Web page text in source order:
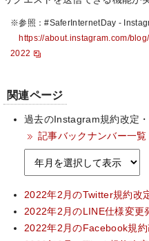
※参照：#SaferInternetDay -
https://about.instagram.com/
2022
関連ページ
過去のInstagram規約改定
記事バックナンバー一覧
2022年2月のTwitter規約改
2022年2月のLINE仕様変更
2022年2月のFacebook規